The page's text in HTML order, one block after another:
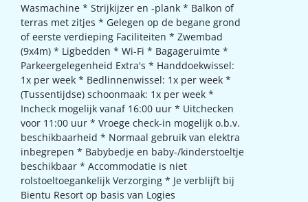
Wasmachine * Strijkijzer en -plank * Balkon of
terras met zitjes * Gelegen op de begane grond
of eerste verdieping Faciliteiten * Zwembad
(9x4m) * Ligbedden * Wi-Fi * Bagageruimte *
Parkeergelegenheid Extra's * Handdoekwissel:
1x per week * Bedlinnenwissel: 1x per week *
(Tussentijdse) schoonmaak: 1x per week *
Incheck mogelijk vanaf 16:00 uur * Uitchecken
voor 11:00 uur * Vroege check-in mogelijk o.b.v.
beschikbaarheid * Normaal gebruik van elektra
inbegrepen * Babybedje en baby-/kinderstoeltje
beschikbaar * Accommodatie is niet
rolstoeltoegankelijk Verzorging * Je verblijft bij
Bientu Resort op basis van Logies